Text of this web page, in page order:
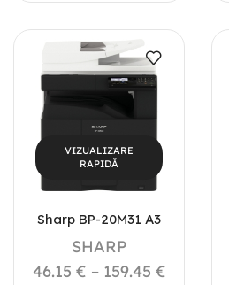
VIZUALIZARE
RAPIDĂ
Sharp BP-20M31 A3
SHARP
46.15 € – 159.45 €